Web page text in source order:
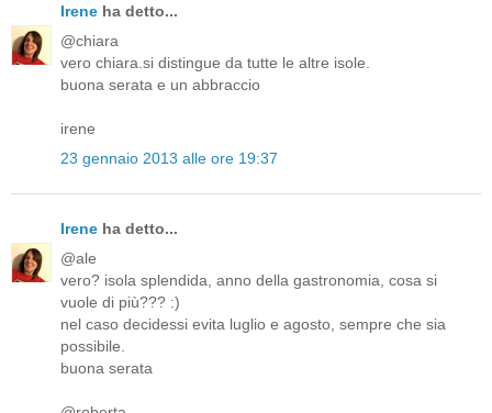
Irene ha detto...
@chiara
vero chiara.si distingue da tutte le altre isole.
buona serata e un abbraccio
irene
23 gennaio 2013 alle ore 19:37
Irene ha detto...
@ale
vero? isola splendida, anno della gastronomia, cosa si
vuole di più??? :)
nel caso decidessi evita luglio e agosto, sempre che sia
possibile.
buona serata